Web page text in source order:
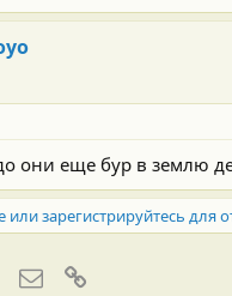
они еще бур в землю
или зарегистрируйтесь для
Электронная почта